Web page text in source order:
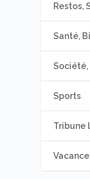
Restos,
Santé,
Société,
Sports
Tribune